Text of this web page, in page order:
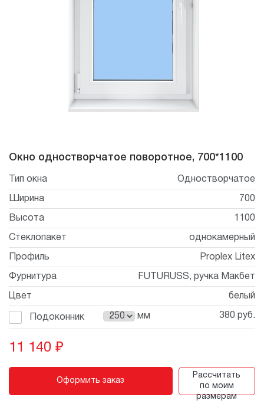
Окно одностворчатое поворотное, 700*1100
Тип окна Одностворчатое
Ширина 700
Высота 1100
Стеклопакет однокамерный
Профиль Proplex Litex
Фурнитура FUTURUSS, ручка Макбет
Цвет белый
Подоконник мм 380 руб.
11 140 ₽
Оформить заказ
Рассчитать
по моим
размерам